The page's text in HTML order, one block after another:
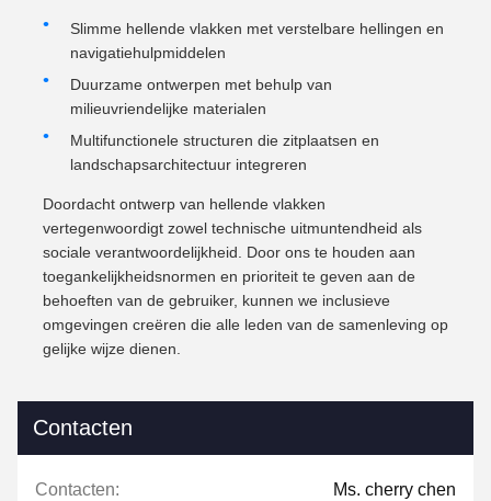
Slimme hellende vlakken met verstelbare hellingen en
navigatiehulpmiddelen
Duurzame ontwerpen met behulp van
milieuvriendelijke materialen
Multifunctionele structuren die zitplaatsen en
landschapsarchitectuur integreren
Doordacht ontwerp van hellende vlakken
vertegenwoordigt zowel technische uitmuntendheid als
sociale verantwoordelijkheid. Door ons te houden aan
toegankelijkheidsnormen en prioriteit te geven aan de
behoeften van de gebruiker, kunnen we inclusieve
omgevingen creëren die alle leden van de samenleving op
gelijke wijze dienen.
Contacten
Contacten: Ms. cherry chen